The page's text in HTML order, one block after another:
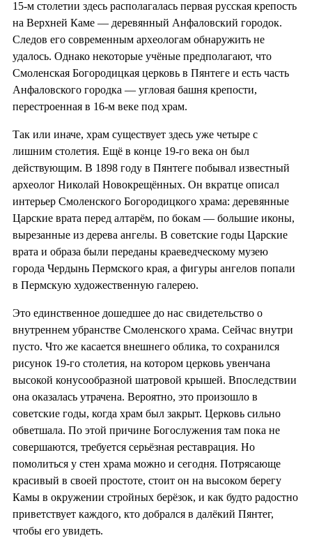
15-м столетии здесь располагалась первая русская крепость
на Верхней Каме — деревянный Анфаловский городок.
Следов его современным археологам обнаружить не
удалось. Однако некоторые учёные предполагают, что
Смоленская Богородицкая церковь в Пянтеге и есть часть
Анфаловского городка — угловая башня крепости,
перестроенная в 16-м веке под храм.
Так или иначе, храм существует здесь уже четыре с
лишним столетия. Ещё в конце 19-го века он был
действующим. В 1898 году в Пянтеге побывал известный
археолог Николай Новокрещённых. Он вкратце описал
интерьер Смоленского Богородицкого храма: деревянные
Царские врата перед алтарём, по бокам — большие иконы,
вырезанные из дерева ангелы. В советские годы Царские
врата и образа были переданы краеведческому музею
города Чердынь Пермского края, а фигуры ангелов попали
в Пермскую художественную галерею.
Это единственное дошедшее до нас свидетельство о
внутреннем убранстве Смоленского храма. Сейчас внутри
пусто. Что же касается внешнего облика, то сохранился
рисунок 19-го столетия, на котором церковь увенчана
высокой конусообразной шатровой крышей. Впоследствии
она оказалась утрачена. Вероятно, это произошло в
советские годы, когда храм был закрыт. Церковь сильно
обветшала. По этой причине Богослужения там пока не
совершаются, требуется серьёзная реставрация. Но
помолиться у стен храма можно и сегодня. Потрясающе
красивый в своей простоте, стоит он на высоком берегу
Камы в окружении стройных берёзок, и как будто радостно
приветствует каждого, кто добрался в далёкий Пянтег,
чтобы его увидеть.